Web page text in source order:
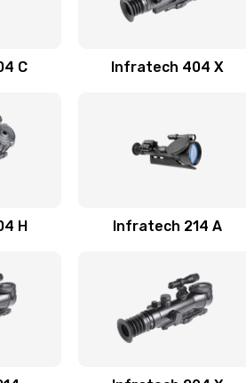
С Infratech 404 Х
Н Infratech 214 А